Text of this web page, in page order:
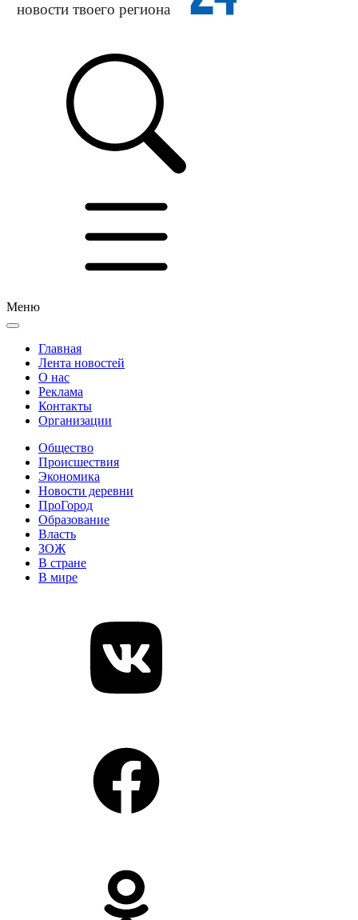
Меню
Главная
Лента новостей
О нас
Реклама
Контакты
Организации
Общество
Происшествия
Экономика
Новости деревни
ПроГород
Образование
Власть
ЗОЖ
В стране
В мире